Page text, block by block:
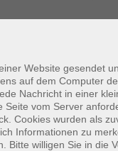
Website gesendet
auf dem Computer
Nachricht in einer
Seite vom Server
Cookies wurden als
Informationen zu
Bitte willigen Sie in die